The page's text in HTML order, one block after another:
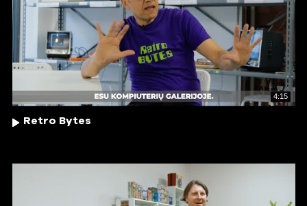
4:15
Retro Bytes